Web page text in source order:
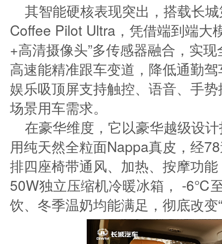
其智能硬核表现突出，搭载长
Coffee Pilot Ultra，凭借端到端大
+高清摄像头”多传感器融合，实
高速能精准跟车变道，降低通勤
娱乐吸顶屏支持触控、语音、手
场景用车需求。
在豪华维度，它以豪华越级设
用纯天然全粒面Nappa真皮，经
排四座椅带通风、加热、按摩功
50W独立压缩机冷暖冰箱， -6℃
饮、冬季温奶均能满足，彻底改